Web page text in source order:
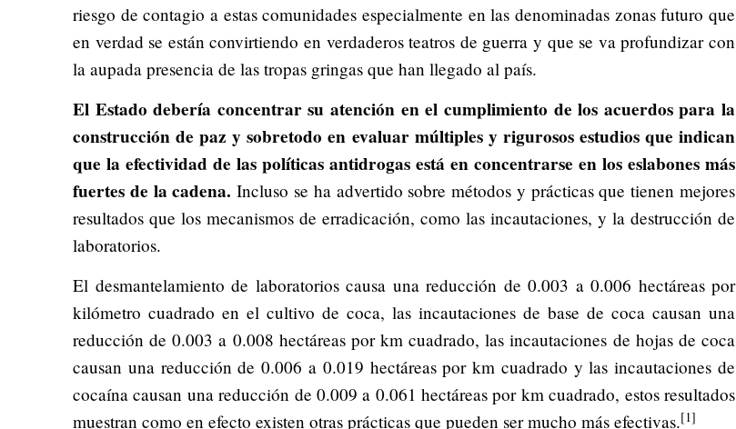
riesgo de contagio a estas comunidades especialmente en las denominadas zonas futuro que
en verdad se están convirtiendo en verdaderos teatros de guerra y que se va profundizar con
la aupada presencia de las tropas gringas que han llegado al país.
El Estado debería concentrar su atención en el cumplimiento de los acuerdos para la
construcción de paz y sobretodo en evaluar múltiples y rigurosos estudios que indican
que la efectividad de las políticas antidrogas está en concentrarse en los eslabones más
fuertes de la cadena. Incluso se ha advertido sobre métodos y prácticas que tienen mejores
resultados que los mecanismos de erradicación, como las incautaciones, y la destrucción de
laboratorios.
El desmantelamiento de laboratorios causa una reducción de 0.003 a 0.006 hectáreas por
kilómetro cuadrado en el cultivo de coca, las incautaciones de base de coca causan una
reducción de 0.003 a 0.008 hectáreas por km cuadrado, las incautaciones de hojas de coca
causan una reducción de 0.006 a 0.019 hectáreas por km cuadrado y las incautaciones de
cocaína causan una reducción de 0.009 a 0.061 hectáreas por km cuadrado, estos resultados
muestran como en efecto existen otras prácticas que pueden ser mucho más efectivas.[1]